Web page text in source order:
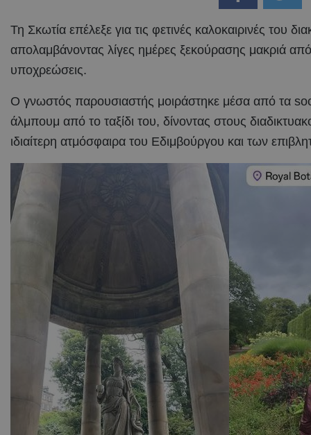
Τη Σκωτία επέλεξε για τις φετινές καλοκαιρινές του
απολαμβάνοντας λίγες ημέρες ξεκούρασης μακριά από
υποχρεώσεις.
Ο γνωστός παρουσιαστής μοιράστηκε μέσα από τα
άλμπουμ από το ταξίδι του, δίνοντας στους
ιδιαίτερη ατμόσφαιρα του Εδιμβούργου και των